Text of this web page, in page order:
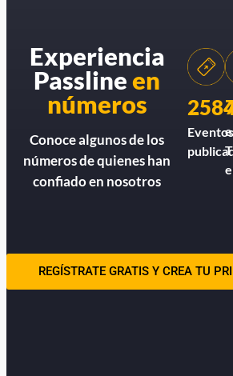
Experiencia
Passlineen
números
Conoce algunos de los
números de quienes han
confiado en nosotros
Eventos
REGÍSTRATE GRATIS Y CREA TU